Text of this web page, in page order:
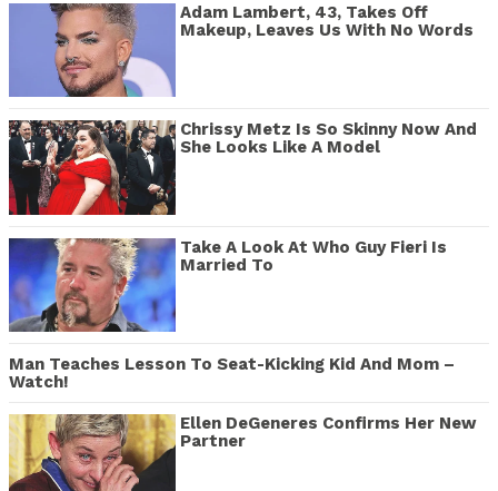
Adam Lambert, 43, Takes Off
Makeup, Leaves Us With No Words
Chrissy Metz Is So Skinny Now And
She Looks Like A Model
Take A Look At Who Guy Fieri Is
Married To
Man Teaches Lesson To Seat-Kicking Kid And Mom –
Watch!
Ellen DeGeneres Confirms Her New
Partner